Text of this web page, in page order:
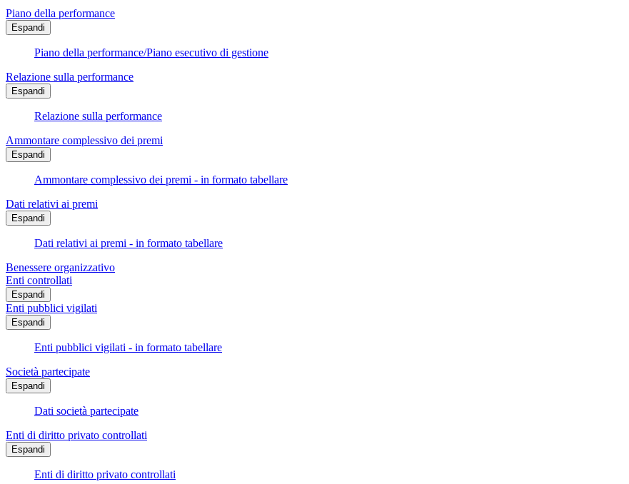
Piano della performance
Espandi
Piano della performance/Piano esecutivo di gestione
Relazione sulla performance
Espandi
Relazione sulla performance
Ammontare complessivo dei premi
Espandi
Ammontare complessivo dei premi - in formato tabellare
Dati relativi ai premi
Espandi
Dati relativi ai premi - in formato tabellare
Benessere organizzativo
Enti controllati
Espandi
Enti pubblici vigilati
Espandi
Enti pubblici vigilati - in formato tabellare
Società partecipate
Espandi
Dati società partecipate
Enti di diritto privato controllati
Espandi
Enti di diritto privato controllati